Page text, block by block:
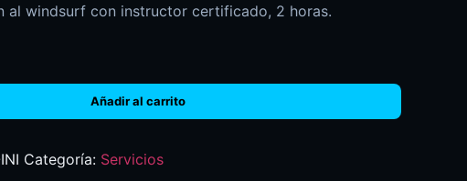
al windsurf con instructor certificado, 2 horas.
Añadir al carrito
Categoría: Servicios